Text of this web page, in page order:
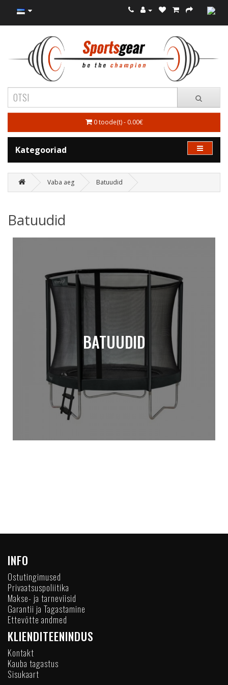
0 toode(t) - 0.00€
Kategooriad
Vaba aeg Batuudid
Batuudid
BATUUDID
INFO
Ostutingimused
Privaatsuspoliitika
Makse- ja tarneviisid
Garantii ja Tagastamine
Ettevõtte andmed
KLIENDITEENINDUS
Kontakt
Kauba tagastus
Sisukaart